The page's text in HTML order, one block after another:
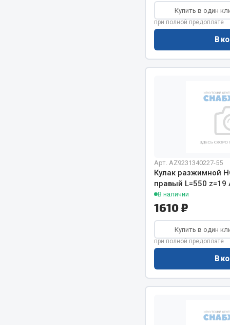
Купить в один
при полной предоплате
В
Арт. AZ9231340227-55
Кулак разжимной
правый L=550
В наличии
1610 ₽
Купить в один
при полной предоплате
В